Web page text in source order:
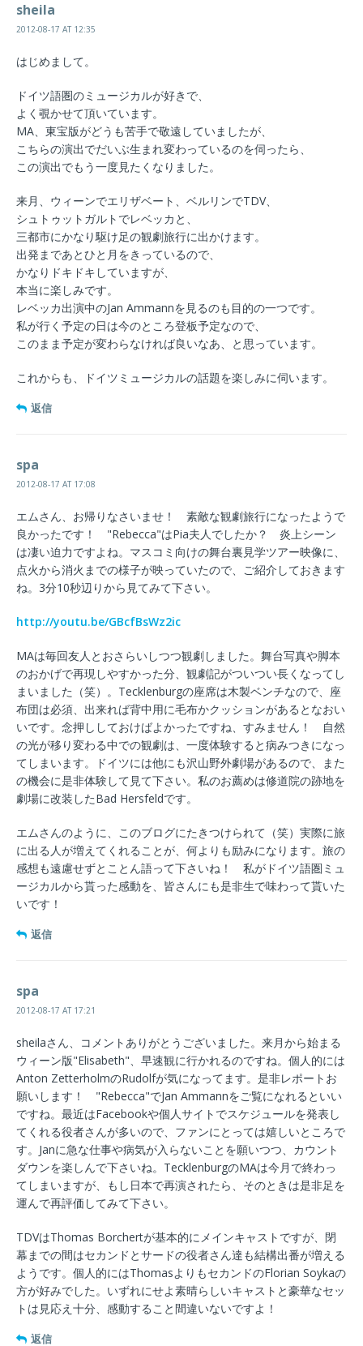
sheila
2012-08-17 AT 12:35
はじめまして。
ドイツ語圏のミュージカルが好きで、
よく覗かせて頂いています。
MA、東宝版がどうも苦手で敬遠していましたが、
こちらの演出でだいぶ生まれ変わっているのを伺ったら、
この演出でもう一度見たくなりました。
来月、ウィーンでエリザベート、ベルリンでTDV、
シュトゥットガルトでレベッカと、
三都市にかなり駆け足の観劇旅行に出かけます。
出発まであとひと月をきっているので、
かなりドキドキしていますが、
本当に楽しみです。
レベッカ出演中のJan Ammannを見るのも目的の一つです。
私が行く予定の日は今のところ登板予定なので、
このまま予定が変わらなければ良いなあ、と思っています。
これからも、ドイツミュージカルの話題を楽しみに伺います。
返信
spa
2012-08-17 AT 17:08
エムさん、お帰りなさいませ！ 素敵な観劇旅行になったようで
良かったです！ "Rebecca"はPia夫人でしたか？ 炎上シーン
は凄い迫力ですよね。マスコミ向けの舞台裏見学ツアー映像に、
点火から消火までの様子が映っていたので、ご紹介しておきます
ね。3分10秒辺りから見てみて下さい。
http://youtu.be/GBcfBsWz2ic
MAは毎回友人とおさらいしつつ観劇しました。舞台写真や脚本
のおかげで再現しやすかった分、観劇記がついつい長くなってし
まいました（笑）。Tecklenburgの座席は木製ベンチなので、座
布団は必須、出来れば背中用に毛布かクッションがあるとなおい
いです。念押ししておけばよかったですね、すみません！ 自然
の光が移り変わる中での観劇は、一度体験すると病みつきになっ
てしまいます。ドイツには他にも沢山野外劇場があるので、また
の機会に是非体験して見て下さい。私のお薦めは修道院の跡地を
劇場に改装したBad Hersfeldです。
エムさんのように、このブログにたきつけられて（笑）実際に旅
に出る人が増えてくれることが、何よりも励みになります。旅の
感想も遠慮せずとことん語って下さいね！ 私がドイツ語圏ミュ
ージカルから貰った感動を、皆さんにも是非生で味わって貰いた
いです！
返信
spa
2012-08-17 AT 17:21
sheilaさん、コメントありがとうございました。来月から始まる
ウィーン版"Elisabeth"、早速観に行かれるのですね。個人的には
Anton ZetterholmのRudolfが気になってます。是非レポートお
願いします！ "Rebecca"でJan Ammannをご覧になれるといい
ですね。最近はFacebookや個人サイトでスケジュールを発表し
てくれる役者さんが多いので、ファンにとっては嬉しいところで
す。Janに急な仕事や病気が入らないことを願いつつ、カウント
ダウンを楽しんで下さいね。TecklenburgのMAは今月で終わっ
てしまいますが、もし日本で再演されたら、そのときは是非足を
運んで再評価してみて下さい。
TDVはThomas Borchertが基本的にメインキャストですが、閉
幕までの間はセカンドとサードの役者さん達も結構出番が増える
ようです。個人的にはThomasよりもセカンドのFlorian Soykaの
方が好みでした。いずれにせよ素晴らしいキャストと豪華なセッ
トは見応え十分、感動すること間違いないですよ！
返信